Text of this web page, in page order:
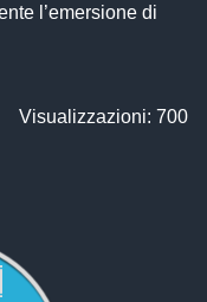
l’emersione di
Visualizzazioni: 700